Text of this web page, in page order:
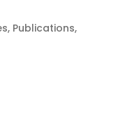
, Publications,